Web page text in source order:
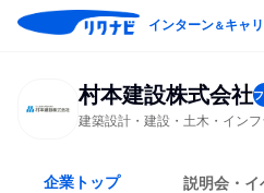
インターン＆キャ
村本建設株式会社
建築設計・建設・土木・イン
企業トップ 説明会・イ